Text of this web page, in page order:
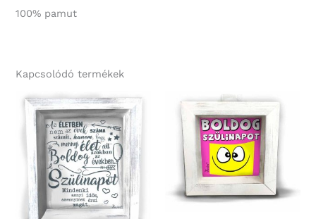
100% pamut
Kapcsolódó termékek